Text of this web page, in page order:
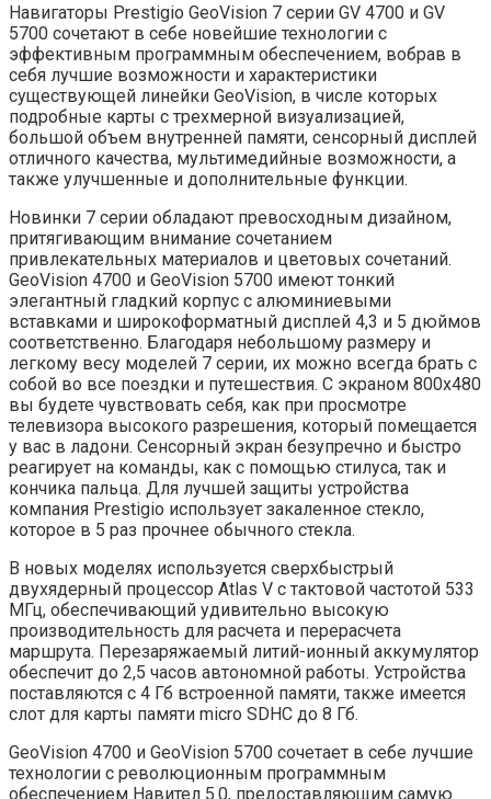
Навигаторы Prestigio GeoVision 7 серии GV 4700 и GV
5700 сочетают в себе новейшие технологии c
эффективным программным обеспечением, вобрав в
себя лучшие возможности и характеристики
существующей линейки GeoVision, в числе которых
подробные карты с трехмерной визуализацией,
большой объем внутренней памяти, сенсорный дисплей
отличного качества, мультимедийные возможности, а
также улучшенные и дополнительные функции.
Новинки 7 серии обладают превосходным дизайном,
притягивающим внимание сочетанием
привлекательных материалов и цветовых сочетаний.
GeoVision 4700 и GeoVision 5700 имеют тонкий
элегантный гладкий корпус с алюминиевыми
вставками и широкоформатный дисплей 4,3 и 5 дюймов
соответственно. Благодаря небольшому размеру и
легкому весу моделей 7 серии, их можно всегда брать с
собой во все поездки и путешествия. С экраном 800х480
вы будете чувствовать себя, как при просмотре
телевизора высокого разрешения, который помещается
у вас в ладони. Сенсорный экран безупречно и быстро
реагирует на команды, как с помощью стилуса, так и
кончика пальца. Для лучшей защиты устройства
компания Prestigio использует закаленное стекло,
которое в 5 раз прочнее обычного стекла.
В новых моделях используется сверхбыстрый
двухядерный процессор Atlas V с тактовой частотой 533
МГц, обеспечивающий удивительно высокую
производительность для расчета и перерасчета
маршрута. Перезаряжаемый литий-ионный аккумулятор
обеспечит до 2,5 часов автономной работы. Устройства
поставляются с 4 Гб встроенной памяти, также имеется
слот для карты памяти micro SDHC до 8 Гб.
GeoVision 4700 и GeoVision 5700 сочетает в себе лучшие
технологии с революционным программным
обеспечением Навител 5.0, предоставляющим самую